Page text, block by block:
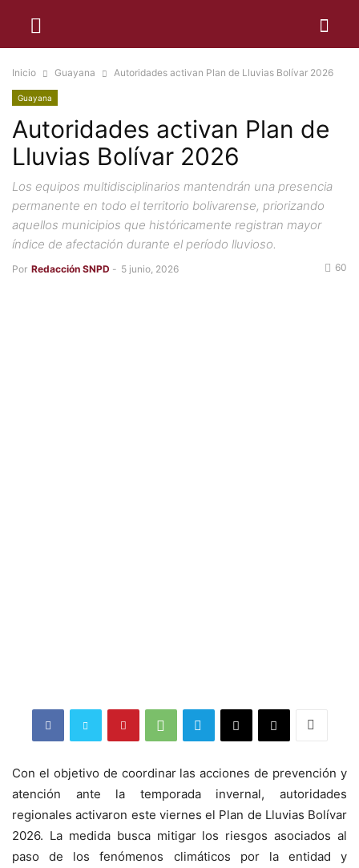
Inicio Guayana Autoridades activan Plan de Lluvias Bolívar 2026
Guayana
Autoridades activan Plan de
Lluvias Bolívar 2026
Los equipos multidisciplinarios mantendrán una presencia
permanente en todo el territorio bolivarense, priorizando
aquellos municipios que históricamente registran mayor
índice de afectación durante el período lluvioso.
Por Redacción SNPD - 5 junio, 2026 60
Con el objetivo de coordinar las acciones de prevención y
atención ante la temporada invernal, autoridades
regionales activaron este viernes el Plan de Lluvias Bolívar
2026. La medida busca mitigar los riesgos asociados al
paso de los fenómenos climáticos por la entidad y